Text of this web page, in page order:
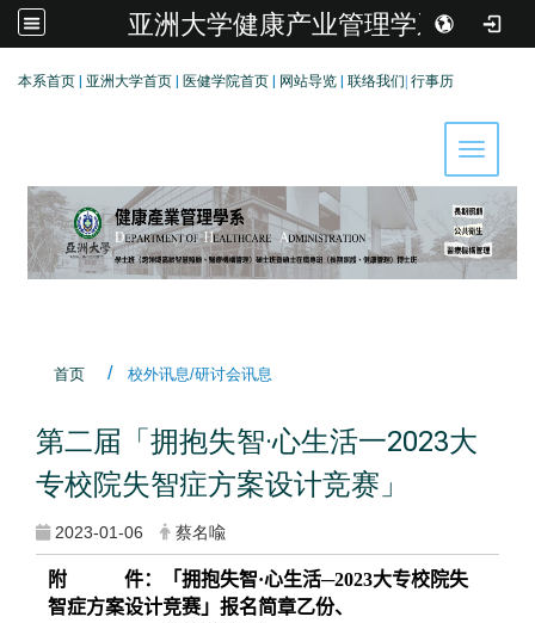
亚洲大学健康产业管理学系
本系首页 亚洲大学首页 医健学院首页 网站导览 联络我们 行事历
Toggle
首页 校外讯息/研讨会讯息
第二届「拥抱失智·心生活一2023大
专校院失智症方案设计竞赛」
2023-01-06 蔡名喩
附 件：「拥抱失智·心生活─2023大专校院失
智症方案设计竞赛」报名简章乙份、